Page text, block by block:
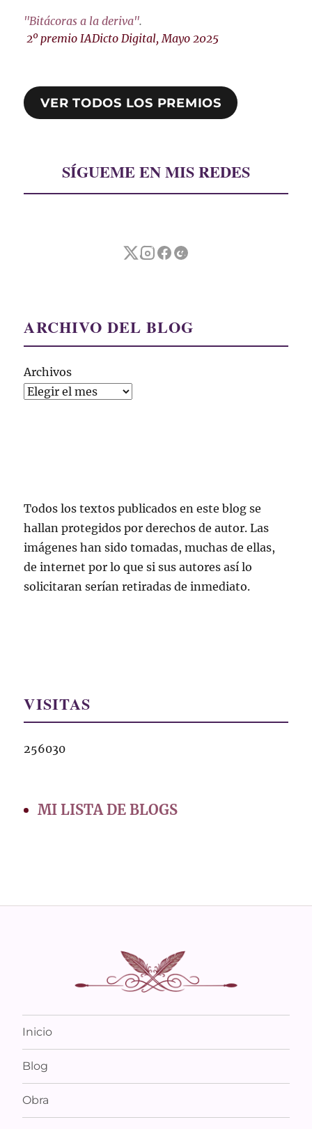
"Bitácoras a la deriva".
2º premio IADicto Digital, Mayo 2025
VER TODOS LOS PREMIOS
SÍGUEME EN MIS REDES
ARCHIVO DEL BLOG
Archivos
Todos los textos publicados en este blog se
hallan protegidos por derechos de autor. Las
imágenes han sido tomadas, muchas de ellas,
de internet por lo que si sus autores así lo
solicitaran serían retiradas de inmediato.
VISITAS
256030
MI LISTA DE BLOGS
Inicio
Blog
Obra